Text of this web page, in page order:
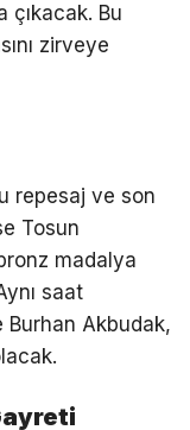
çıkacak. Bu
zirveye
repesaj ve son
Tosun
madalya
saat
Burhan Akbudak,